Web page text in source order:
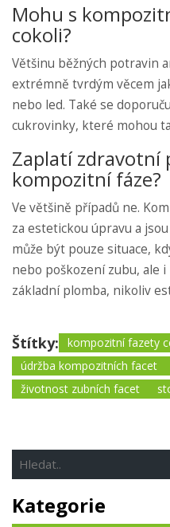
Mohu s
cokoli?
Většinu běžných potravin
extrémně tvrdým věcem
nebo led. Také se
cukrovinky, které mohou
Zaplatí zdravotní
kompozitní fáze?
Ve většině případů ne.
za estetickou úpravu a
může být pouze situace,
nebo poškození zubu, ale
základní plomba, nikoliv
Štítky:
kompozitní fazety
údržba kompozitních facet
životnost zubních facet
Kategorie